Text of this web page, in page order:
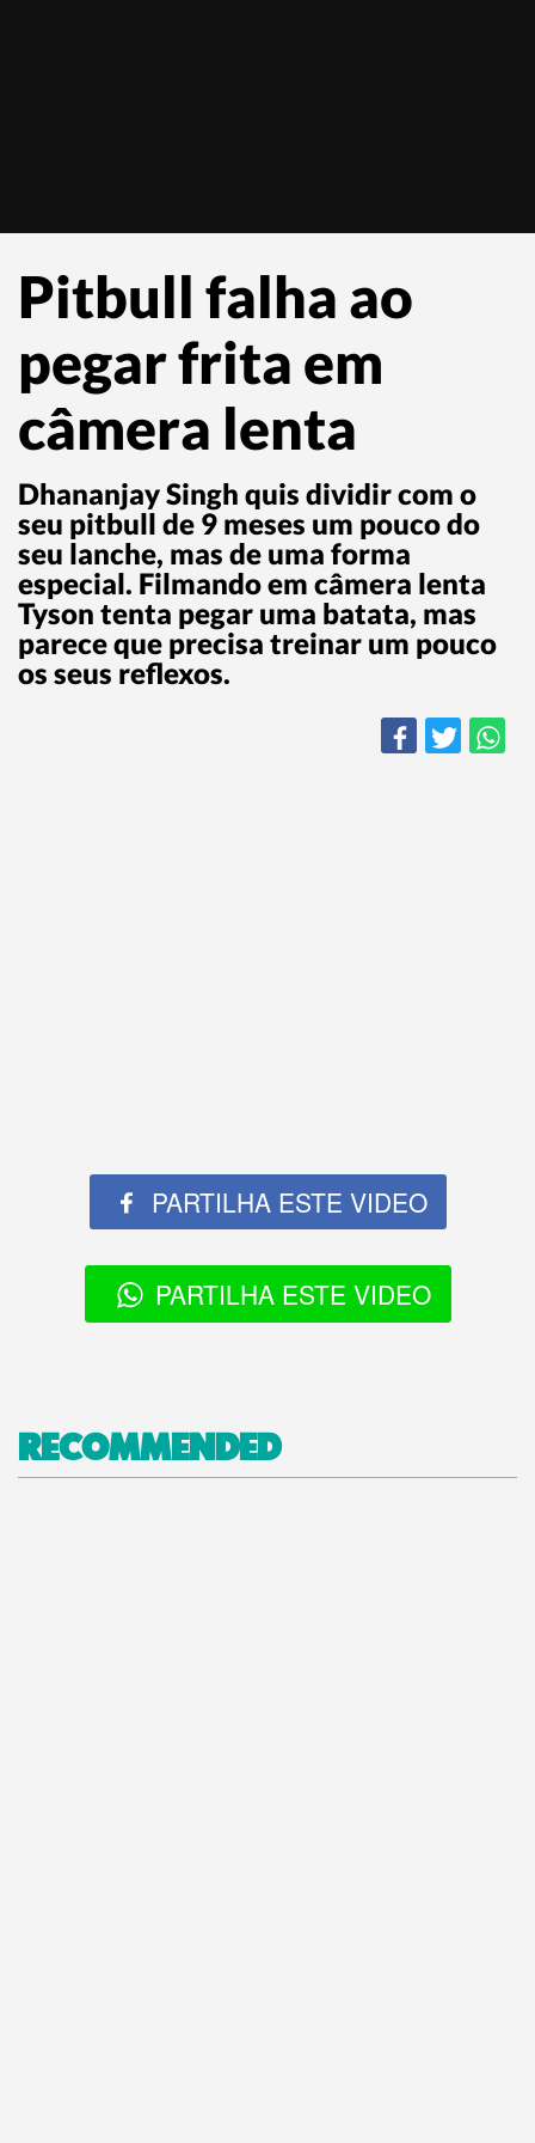
Pitbull falha ao
pegar frita em
câmera lenta
Dhananjay Singh quis dividir com o
seu pitbull de 9 meses um pouco do
seu lanche, mas de uma forma
especial. Filmando em câmera lenta
Tyson tenta pegar uma batata, mas
parece que precisa treinar um pouco
os seus reflexos.
PARTILHA ESTE VIDEO
PARTILHA ESTE VIDEO
RECOMMENDED